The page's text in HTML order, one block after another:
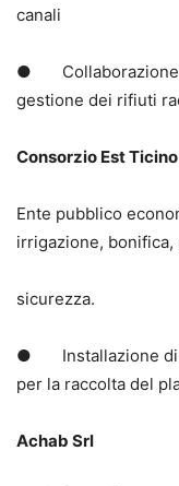
canali
● Collaborazione
gestione dei rifiuti
Consorzio Est
Ente pubblico
irrigazione, bonifica,
sicurezza.
● Installazione di
per la raccolta del
Achab Srl